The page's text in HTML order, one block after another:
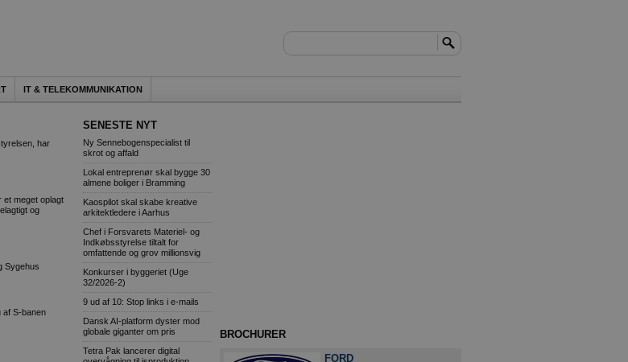
IT & TELEKOMMUNIKATION
har
meget oplagt
og
Sygehus
af S-banen
SENESTE NYT
Ny Sennebogenspecialist til
skrot og affald
Lokal entreprenør skal bygge 30
almene boliger i Bramming
Kaospilot skal skabe kreative
arkitektledere i Aarhus
Chef i Forsvarets Materiel- og
Indkøbsstyrelse tiltalt for
omfattende og grov millionsvig
Konkurser i byggeriet (Uge
32/2026-2)
9 ud af 10: Stop links i e-mails
Dansk AI-platform dyster mod
globale giganter om pris
Tetra Pak lancerer digital
BROCHURER
FORD